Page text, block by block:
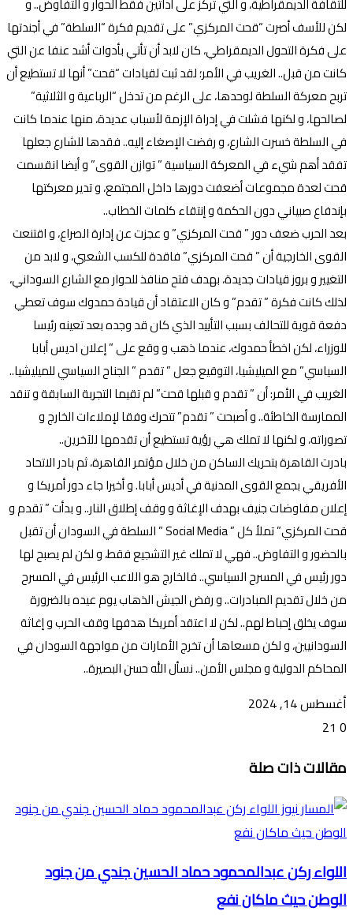
لكن للأسف أصرت “قحت المركزي” على تقديم فكرة “السلطة” في أجندتها
على فكرة التحول الديمقراطي، كان لابد أن تأتي بأدوات أشد عنفا عن التي
كانت من قبل.. الغريب في الأمر؛ لقد ثبت لقيادات “قحت” أنها لا تستطيع أن
تربح معركة السلطة لوحدها، على الرغم من تدخل “الرباعية و الثلاثية”
لصالحها، و لكنها فشلت في إدراة الإزمة لأسباب عديدة، منها عندما كانت
في السلطة خسرت الشارع، و رفضت الإصغاء إليه.. فقدها للشارع جعلها
تفقد أهم شيء في المعركة السياسية ” توازن القوى” و أيضا انقسمت
قحت لعدة مجموعات أضعفت دورها داخل المجتمع، و تدير معركتها
بإندفاع صبياني دون الحكمة و إنتقاء كلمات الخطاب..
بعد الحرب ضعف دور ” قحت المركزي” و عجزت عن إدارة الصراع، و اقتنعت
القوى الخارجية أن ” قحت المركزي” فاقدة للكسب الشعبي، و لابد من
التغيير و بروز قيادات جديدة، بهدف فتح منافذ للحوار مع الشارع السوداني،
لذلك كانت فكرة ” تقدم” و كان الاعتقاد أن قيادة حمدوك سوف تعطي
دفعة قوية للتحالف بسبب التأييد الذي كان قد وجده بعد تعينه رئيسا
للوزراء، لكن اخطأ حمدوك، عندما ذهب و وقع على ” إعلان اديس أبابا
السياسي” مع الميليشيا، التوقيع جعل ” تقدم ” الجناح السياسي للميليشيا..
الغريب في الأمر: أن ” تقدم و قبلها قحت” لم تقيما التجربة السابقة و تنقد
الممارسة الخاطئة.. و أصبحت ” تقدم” تتحرك وفقا لإملاءات الخارج و
تصوراته، و لكنها لا تملك هي رؤية تستطيع أن تقدمها للآخرين..
بادرت القاهرة بتحريك الساكن من خلال مؤتمر القاهرة، ثم بادر الاتحاد
الأفريقي بجمع القوى المدنية في أديس أبابا. و أخيرا جاء دور أمريكا و
إعلان مفاوضات جنيف بهدف الإغاثة و وقف إطلاق النار.. و بدأت ” تقدم و
قحت المركزي” تملأ كل ” Social Media ” السلطة في السودان أن تقبل
بالحضور و التفاوض.. فهي لا تملك غير التشجيع فقط، و لكن لم يصبح لها
دور رئيس في المسرح السياسي.. فالخارج هو اللاعب الرئيس في المسرح
من خلال تقديم المبادرات.. و رفض الجيش الذهاب يوم عيده بالضرورة
سوف يخلق إحباط لهم.. لكن لا اعتقد أمريكا هدفها وقف الحرب و إغاثة
السودانيين، و لكن مسعاها أن تخرج الأمارات من مواجهة السودان في
المحاكم الدولية و مجلس الأمن.. نسأل الله حسن البصيرة..
أغسطس 14, 2024
0
عبر
البريد
مقالات ذات صلة
اللواء ركن عبدالمحمود حماد الحسين جندي من جنود
الوطن حيث ماكان نفع